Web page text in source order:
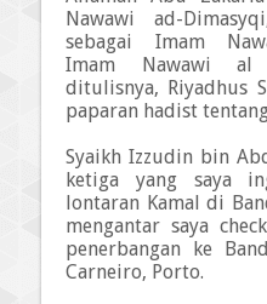
Nawawi ad-
sebagai Imam
Imam Nawawi al
ditulisnya, Riyadhus
paparan hadist
Syaikh Izzudin bin
ketiga yang saya
lontaran Kamal di
mengantar saya
penerbangan ke
Carneiro, Porto.